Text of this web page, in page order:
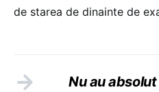
de starea de dinainte de
Nu au